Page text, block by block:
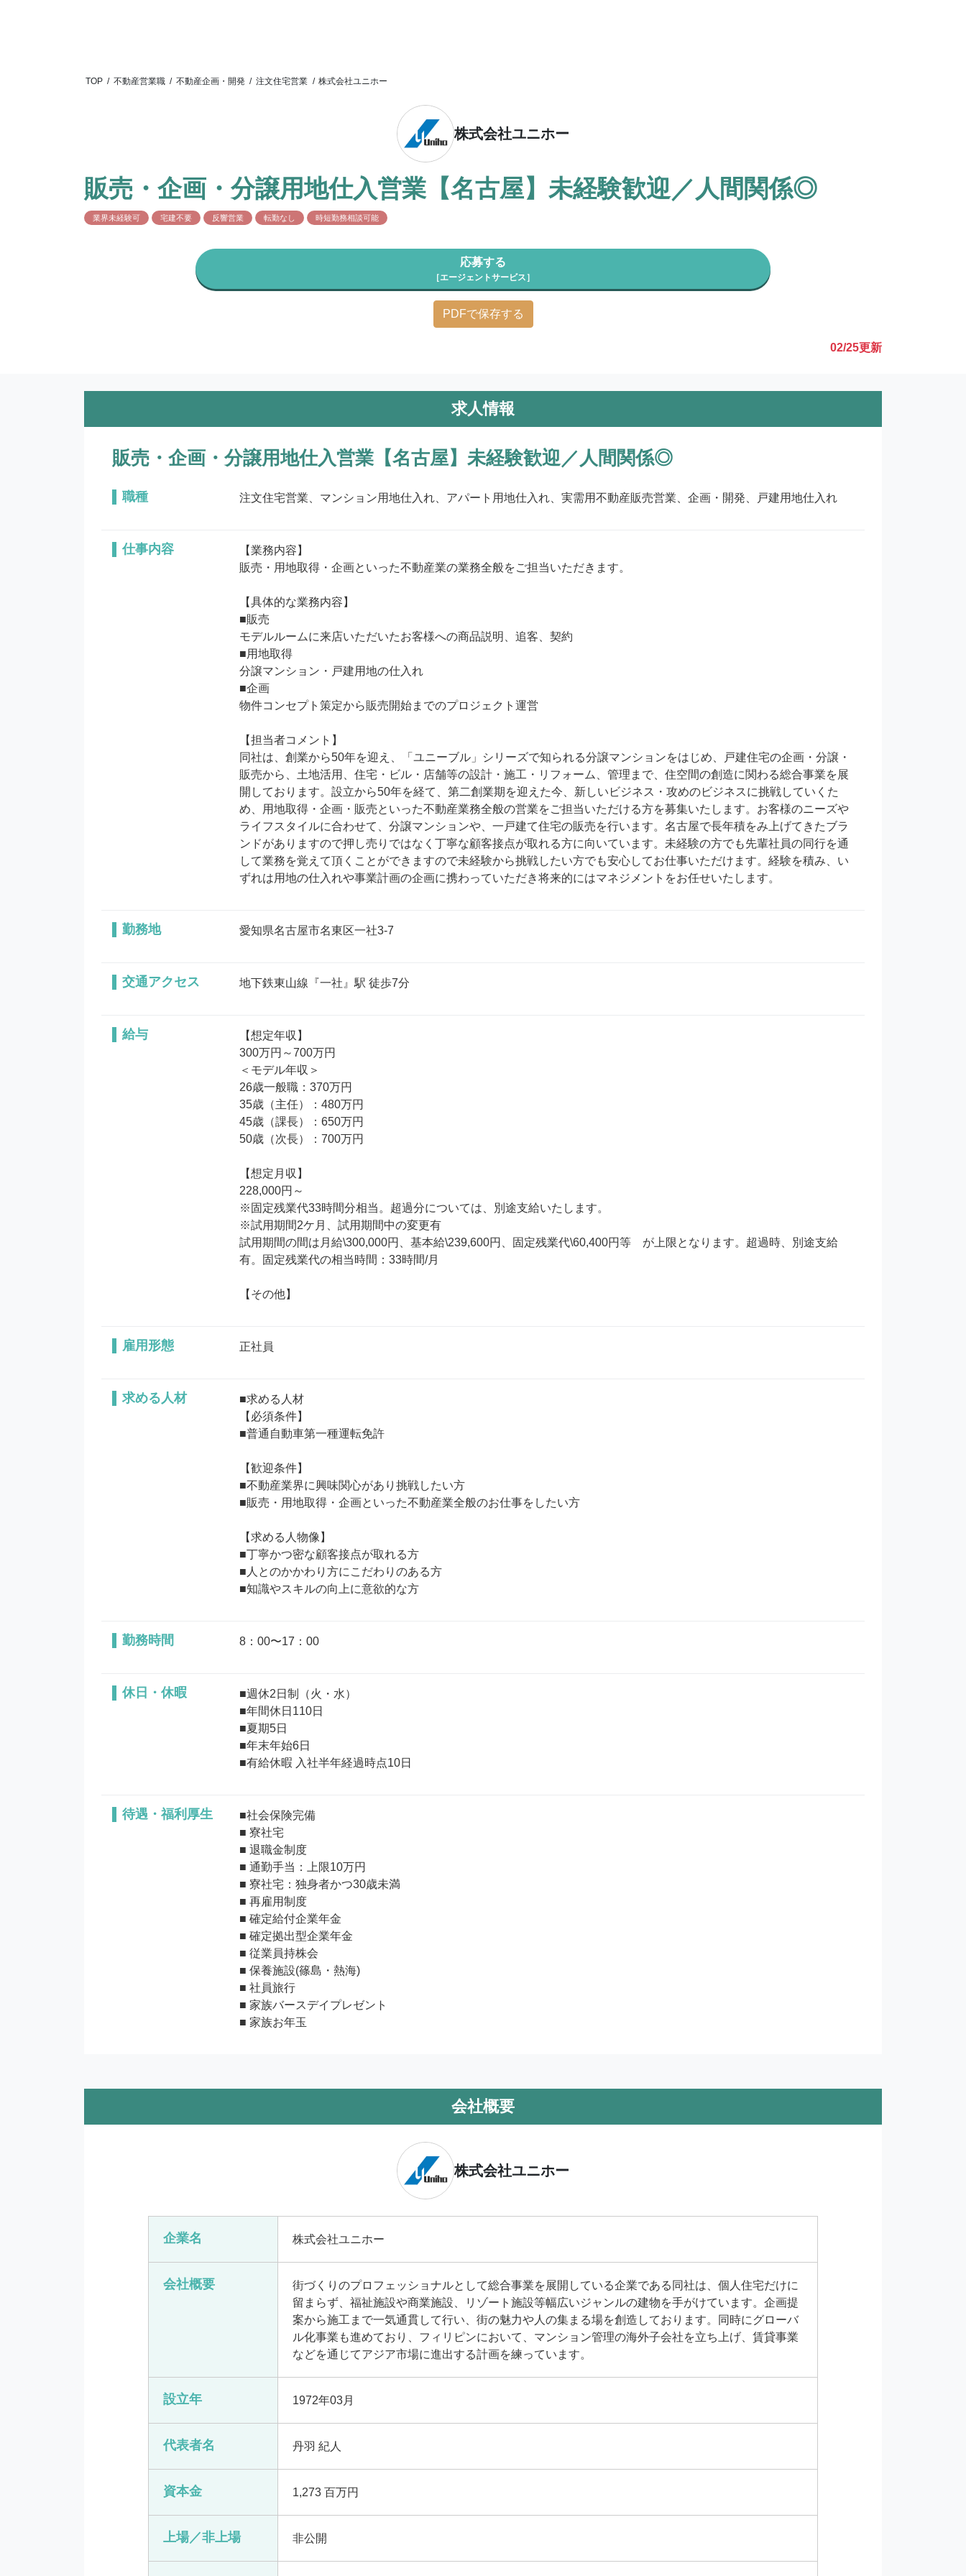
TOP / 不動産営業職 / 不動産企画・開発 / 注文住宅営業 / 株式会社ユニホー
株式会社ユニホー
販売・企画・分譲用地仕入営業【名古屋】未経験歓迎／人間関係◎
業界未経験可 宅建不要 反響営業 転勤なし 時短勤務相談可能
応募する
［エージェントサービス］
PDFで保存する
02/25更新
求人情報
販売・企画・分譲用地仕入営業【名古屋】未経験歓迎／人間関係◎
職種 注文住宅営業、マンション用地仕入れ、アパート用地仕入れ、実需用不動産販売営業、企画・開発、戸建用地仕入れ
仕事内容
【業務内容】
販売・用地取得・企画といった不動産業の業務全般をご担当いただきます。
【具体的な業務内容】
■販売
モデルルームに来店いただいたお客様への商品説明、追客、契約
■用地取得
分譲マンション・戸建用地の仕入れ
■企画
物件コンセプト策定から販売開始までのプロジェクト運営
【担当者コメント】
同社は、創業から50年を迎え、「ユニーブル」シリーズで知られる分譲マンションをはじめ、戸建住宅の企画・分譲・
販売から、土地活用、住宅・ビル・店舗等の設計・施工・リフォーム、管理まで、住空間の創造に関わる総合事業を展
開しております。設立から50年を経て、第二創業期を迎えた今、新しいビジネス・攻めのビジネスに挑戦していくた
め、用地取得・企画・販売といった不動産業務全般の営業をご担当いただける方を募集いたします。お客様のニーズや
ライフスタイルに合わせて、分譲マンションや、一戸建て住宅の販売を行います。名古屋で長年積をみ上げてきたブラ
ンドがありますので押し売りではなく丁寧な顧客接点が取れる方に向いています。未経験の方でも先輩社員の同行を通
して業務を覚えて頂くことができますので未経験から挑戦したい方でも安心してお仕事いただけます。経験を積み、い
ずれは用地の仕入れや事業計画の企画に携わっていただき将来的にはマネジメントをお任せいたします。
勤務地 愛知県名古屋市名東区一社3-7
交通アクセス 地下鉄東山線『一社』駅 徒歩7分
給与
【想定年収】
300万円～700万円
＜モデル年収＞
26歳一般職：370万円
35歳（主任）：480万円
45歳（課長）：650万円
50歳（次長）：700万円
【想定月収】
228,000円～
※固定残業代33時間分相当。超過分については、別途支給いたします。
※試用期間2ケ月、試用期間中の変更有
試用期間の間は月給\300,000円、基本給\239,600円、固定残業代\60,400円等　が上限となります。超過時、別途支給
有。固定残業代の相当時間：33時間/月
【その他】
雇用形態 正社員
求める人材
■求める人材
【必須条件】
■普通自動車第一種運転免許
【歓迎条件】
■不動産業界に興味関心があり挑戦したい方
■販売・用地取得・企画といった不動産業全般のお仕事をしたい方
【求める人物像】
■丁寧かつ密な顧客接点が取れる方
■人とのかかわり方にこだわりのある方
勤務時間 8：00〜17：00
休日・休暇
■週休2日制（火・水）
■年間休日110日
■夏期5日
■年末年始6日
待遇・福利厚生
■社会保険完備
■ 寮社宅
■ 退職金制度
■ 通勤手当：上限10万円
■ 寮社宅：独身者かつ30歳未満
■ 再雇用制度
■ 確定給付企業年金
■ 確定拠出型企業年金
■ 従業員持株会
■ 保養施設(篠島・熱海)
■ 社員旅行
■ 家族バースデイプレゼント
■ 家族お年玉
会社概要
株式会社ユニホー
企業名 株式会社ユニホー
会社概要
街づくりのプロフェッショナルとして総合事業を展開している企業である同社は、個人住宅だけに
留まらず、福祉施設や商業施設、リゾート施設等幅広いジャンルの建物を手がけています。企画提
案から施工まで一気通貫して行い、街の魅力や人の集まる場を創造しております。同時にグローバ
ル化事業も進めており、フィリピンにおいて、マンション管理の海外子会社を立ち上げ、賃貸事業
などを通じてアジア市場に進出する計画を練っています。
設立年 1972年03月
代表者名 丹羽 紀人
資本金 1,273 百万円
上場／非上場 非公開